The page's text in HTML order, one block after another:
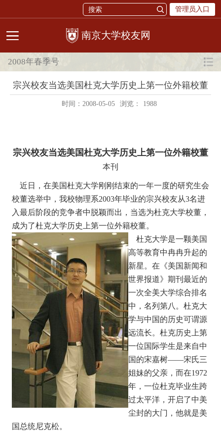
管理员入口
校友网
2008年春季号
宗兴校友当选美国杜克大学历史上第一位外籍校董
时间：2008-05-05 浏览： 1988
宗兴校友当选美国杜克大学历史上第一位外籍校董
本刊
近日，在美国杜克大学刚刚结束的一年一度的研究生会
校董选举中，我校物理系2003年毕业的宗兴校友从3名进
入最后阶段的竞争者中脱颖而出，当选为杜克大学校董，
成为了杜克大学历史上第一位外籍校董。
杜克大学是一颗美国
高等教育中冉冉升起的
新星。在《美国新闻和
世界报道》期刊最近的
一次全美大学综合排名
中，名列第八。杜克大
学与中国的历史可谓源
远流长。杜克历史上第
一位国际学生是来自中
国的宋嘉树——宋氏三
姐妹的父亲，而在1972
年，一位杜克毕业生跨
过太平洋，开启了中美
尘封的大门，他就是美
国总统尼克松。